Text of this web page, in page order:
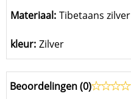
Materiaal: Tibetaans zilver
kleur: Zilver
Beoordelingen (0)